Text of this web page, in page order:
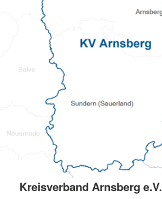
Kreisverband Arnsberg e.V.